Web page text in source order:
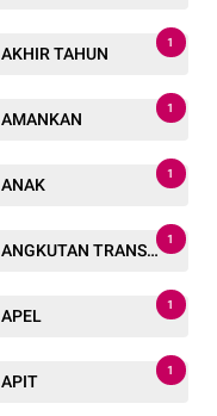
AKHIR TAHUN
1
AMANKAN
1
ANAK
1
ANGKUTAN TRANSPORTASI
1
APEL
1
APIT
1